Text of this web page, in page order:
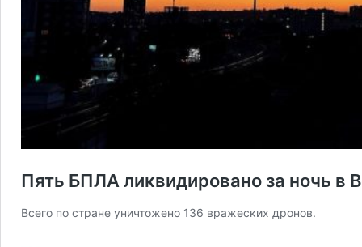
Пять БПЛА ликвидировано за ночь в
Всего по стране уничтожено 136 вражеских дронов.